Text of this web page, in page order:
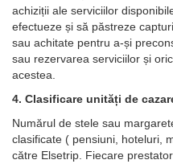
achiziții ale serviciilor
efectueze și să păstreze
sau achitate pentru a-și
sau rezervarea serviciilor și
acestea.
4. Clasificare unități de
Numărul de stele sau
clasificate ( pensiuni, hoteluri,
către Elsetrip. Fiecare